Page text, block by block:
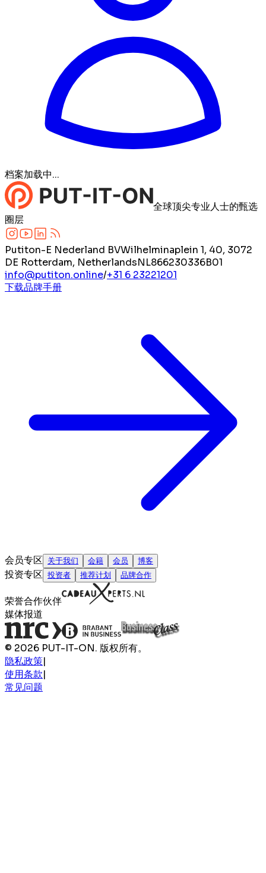
档案加载中...
全球顶尖专业人士的甄选
圈层
Putiton-E Nederland BVWilhelminaplein 1, 40, 3072
DE Rotterdam, NetherlandsNL866230336B01
info@putiton.online/+31 6 23221201
下载品牌手册
会员专区 关于我们 会籍 会员 博客
投资专区 投资者 推荐计划 品牌合作
荣誉合作伙伴
媒体报道
© 2026 PUT-IT-ON. 版权所有。
隐私政策|
使用条款|
常见问题